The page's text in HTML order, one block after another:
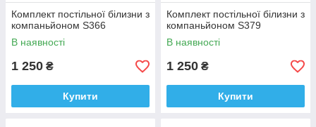
Комплект постільної білизни з
компаньйоном S366
В наявності
1 250 ₴
Купити
Комплект постільної білизни з
компаньйоном S379
В наявності
1 250 ₴
Купити